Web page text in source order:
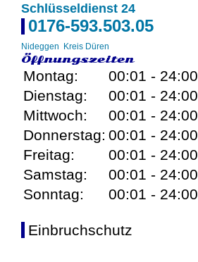
Schlüsseldienst 24
0176-593.503.05
Nideggen Kreis Düren
Öffnungszeiten
Montag:
00:01 - 24:00
Dienstag:
00:01 - 24:00
Mittwoch:
00:01 - 24:00
Donnerstag: 00:01 - 24:00
Freitag:
00:01 - 24:00
Samstag:
00:01 - 24:00
Sonntag:
00:01 - 24:00
Einbruchschutz